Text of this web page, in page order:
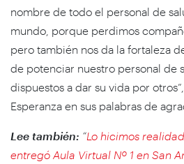
nombre de todo el personal de
mundo, porque perdimos
pero también nos da la fortaleza
de potenciar nuestro personal de
dispuestos a dar su vida por
Esperanza en sus palabras de
Lee también: “Lo hicimos
entregó Aula Virtual Nº 1 en San